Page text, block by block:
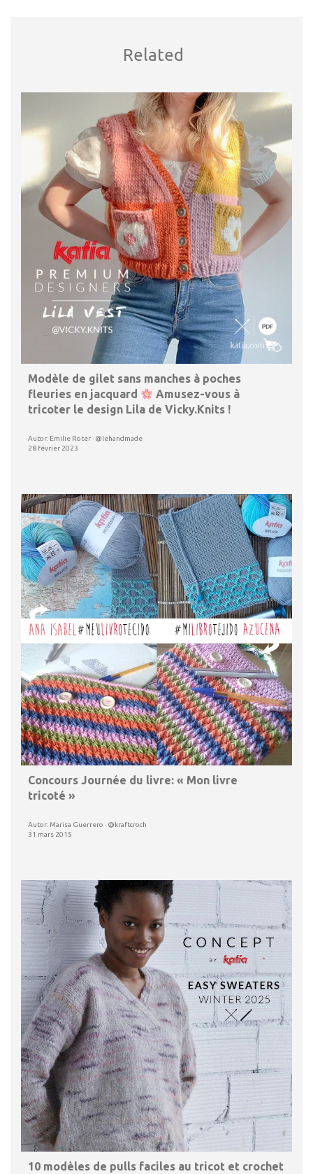
Related
Modèle de gilet sans manches à poches
fleuries en jacquard
Amusez-vous à
tricoter le design Lila de Vicky.Knits !
Autor: Emilie Roter · @lehandmade
28 février 2023
Concours Journée du livre: « Mon livre
tricoté »
Autor: Marisa Guerrero · @kraftcroch
31 mars 2015
10 modèles de pulls faciles au tricot et crochet